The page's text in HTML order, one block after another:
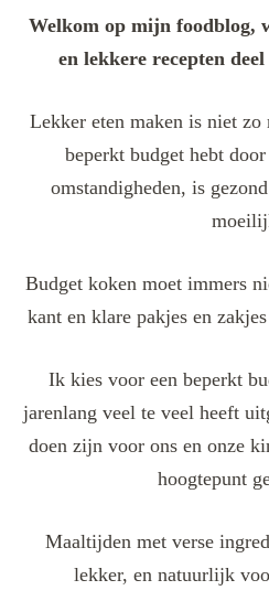
Welkom op mijn foodblog,
en lekkere recepten
Lekker eten maken is niet
beperkt budget hebt
omstandigheden, is
Budget koken moet immers
kant en klare pakjes en
Ik kies voor een beperkt
jarenlang veel te veel heeft
doen zijn voor ons en onze
hoogtepunt
Maaltijden met verse
lekker, en natuurlijk